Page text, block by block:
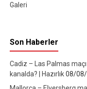
Galeri
Son Haberler
Cadiz – Las Palmas
kanalda? | Hazırlık08/